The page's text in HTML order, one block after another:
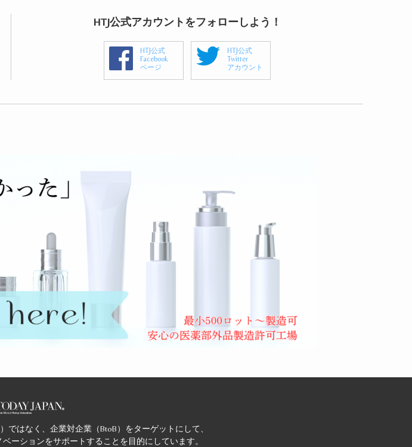
HTJ公式アカウントをフォローしよう！
HTJ公式
Facebook
ページ
HTJ公式
Twitter
アカウント
ではなく、企業対企業（BtoB）をターゲットにして、
ーションをサポートすることを目的にしています。